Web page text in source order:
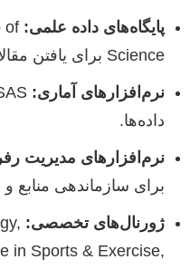
پایگاه‌های داده علمی: of
Science برای یافتن مقالات به‌روز و معتبر.
نرم‌افزارهای آماری:
داده‌ها.
نرم‌افزارهای مدیریت
برای سازماندهی منابع
ژورنال‌های تخصصی:
in Sports & Exercise,